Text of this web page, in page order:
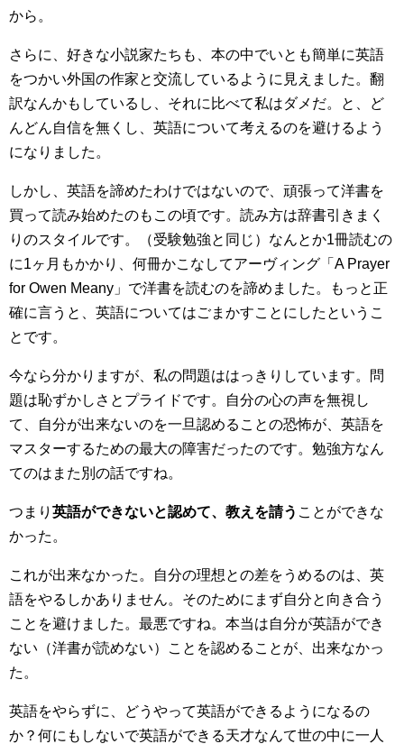
から。
さらに、好きな小説家たちも、本の中でいとも簡単に英語
をつかい外国の作家と交流しているように見えました。翻
訳なんかもしているし、それに比べて私はダメだ。と、ど
んどん自信を無くし、英語について考えるのを避けるよう
になりました。
しかし、英語を諦めたわけではないので、頑張って洋書を
買って読み始めたのもこの頃です。読み方は辞書引きまく
りのスタイルです。（受験勉強と同じ）なんとか1冊読むの
に1ヶ月もかかり、何冊かこなしてアーヴィング「A Prayer
for Owen Meany」で洋書を読むのを諦めました。もっと正
確に言うと、英語についてはごまかすことにしたというこ
とです。
今なら分かりますが、私の問題ははっきりしています。問
題は恥ずかしさとプライドです。自分の心の声を無視し
て、自分が出来ないのを一旦認めることの恐怖が、英語を
マスターするための最大の障害だったのです。勉強方なん
てのはまた別の話ですね。
つまり 英語ができないと認めて、教えを請う ことができな
かった。
これが出来なかった。自分の理想との差をうめるのは、英
語をやるしかありません。そのためにまず自分と向き合う
ことを避けました。最悪ですね。本当は自分が英語ができ
ない（洋書が読めない）ことを認めることが、出来なかっ
た。
英語をやらずに、どうやって英語ができるようになるの
か？何にもしないで英語ができる天才なんて世の中に一人